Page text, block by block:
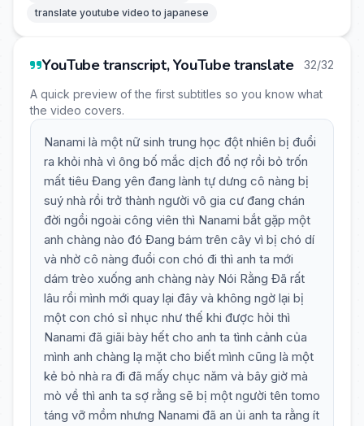
translate youtube video to japanese
YouTube transcript, YouTube translate 32/32
A quick preview of the first subtitles so you know what
the video covers.
Nanami là một nữ sinh trung học đột nhiên bị đuổi
ra khỏi nhà vì ông bố mắc dịch đổ nợ rồi bỏ trốn
mất tiêu Đang yên đang lành tự dưng cô nàng bị
suý nhà rồi trở thành người vô gia cư đang chán
đời ngồi ngoài công viên thì Nanami bắt gặp một
anh chàng nào đó Đang bám trên cây vì bị chó dí
và nhờ cô nàng đuổi con chó đi thì anh ta mới
dám trèo xuống anh chàng này Nói Rằng Đã rất
lâu rồi mình mới quay lại đây và không ngờ lại bị
một con chó sỉ nhục như thế khi được hỏi thì
Nanami đã giãi bày hết cho anh ta tình cảnh của
mình anh chàng lạ mặt cho biết mình cũng là một
kẻ bỏ nhà ra đi đã mấy chục năm và bây giờ mà
mò về thì anh ta sợ rằng sẽ bị một người tên tomo
táng vỡ mồm nhưng Nanami đã an ủi anh ta rằng ít